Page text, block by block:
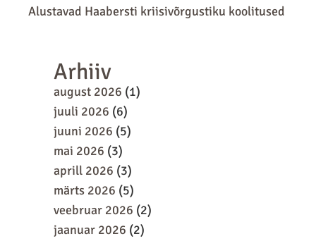
Alustavad Haabersti kriisivõrgustiku koolitused
Arhiiv
august 2026 (1)
juuli 2026 (6)
juuni 2026 (5)
mai 2026 (3)
aprill 2026 (3)
märts 2026 (5)
veebruar 2026 (2)
jaanuar 2026 (2)